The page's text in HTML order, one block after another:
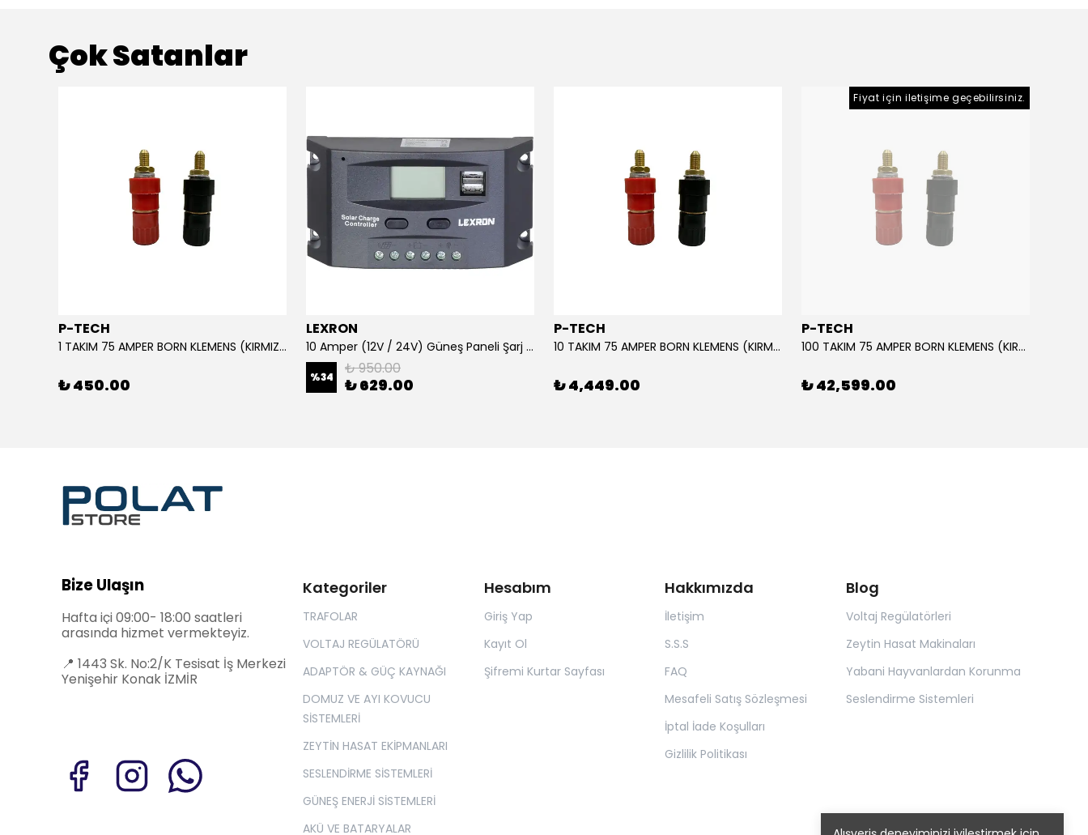
Çok Satanlar
P-TECH
1 TAKIM 75 AMPER BORN KLEMENS (KIRMIZI-SİYAH)
₺ 450.00
LEXRON
10 Amper (12V / 24V) Güneş Paneli Şarj Kontrol Cihazı
%34 ₺ 950.00
₺ 629.00
P-TECH
10 TAKIM 75 AMPER BORN KLEMENS (KIRMIZI-SİYAH)
₺ 4,449.00
Fiyat için iletişime geçebilirsiniz.
P-TECH
100 TAKIM 75 AMPER BORN KLEMENS (KIRMIZI-SİYAH)
₺ 42,599.00
Kategoriler
TRAFOLAR
VOLTAJ REGÜLATÖRÜ
ADAPTÖR & GÜÇ KAYNAĞI
DOMUZ VE AYI KOVUCU
SİSTEMLERİ
ZEYTİN HASAT EKİPMANLARI
SESLENDİRME SİSTEMLERİ
GÜNEŞ ENERJİ SİSTEMLERİ
AKÜ VE BATARYALAR
Hesabım
Giriş Yap
Kayıt Ol
Şifremi Kurtar Sayfası
Hakkımızda
İletişim
S.S.S
FAQ
Mesafeli Satış Sözleşmesi
İptal İade Koşulları
Gizlilik Politikası
Blog
Voltaj Regülatörleri
Zeytin Hasat Makinaları
Yabani Hayvanlardan Korunma
Seslendirme Sistemleri
Bize Ulaşın
Hafta içi 09:00- 18:00 saatleri
arasında hizmet vermekteyiz.
📍 1443 Sk. No:2/K Tesisat İş Merkezi
Yenişehir Konak İZMİR